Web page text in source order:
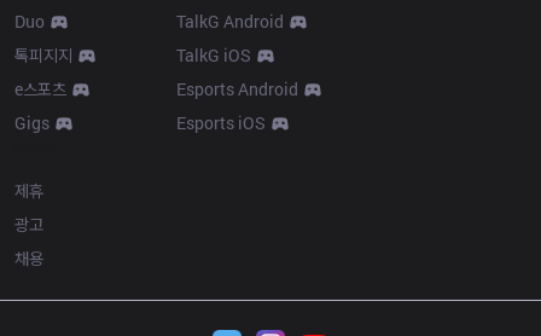
Duo
톡피지지
e스포츠
Gigs
TalkG Android
TalkG iOS
Esports Android
Esports iOS
제휴
광고
채용